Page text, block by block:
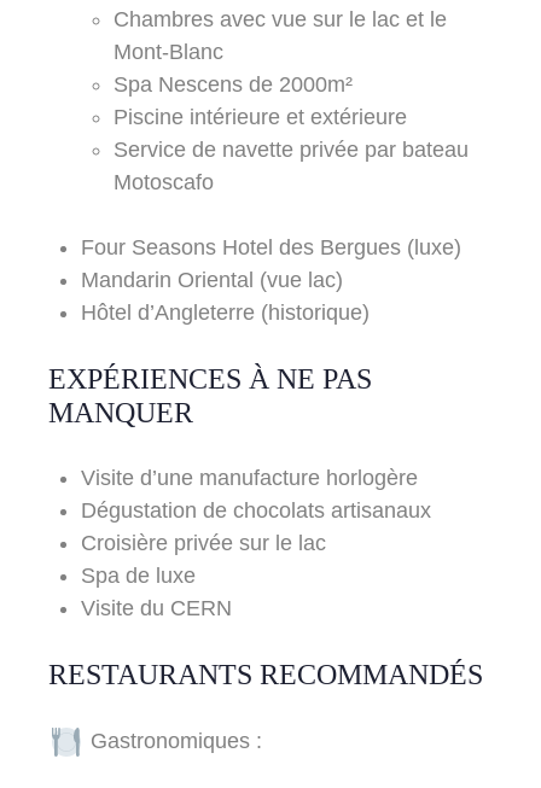
Chambres avec vue sur le lac et le
Mont-Blanc
Spa Nescens de 2000m²
Piscine intérieure et extérieure
Service de navette privée par bateau
Motoscafo
Four Seasons Hotel des Bergues (luxe)
Mandarin Oriental (vue lac)
Hôtel d’Angleterre (historique)
EXPÉRIENCES À NE PAS
MANQUER
Visite d’une manufacture horlogère
Dégustation de chocolats artisanaux
Croisière privée sur le lac
Spa de luxe
Visite du CERN
RESTAURANTS RECOMMANDÉS
Gastronomiques :